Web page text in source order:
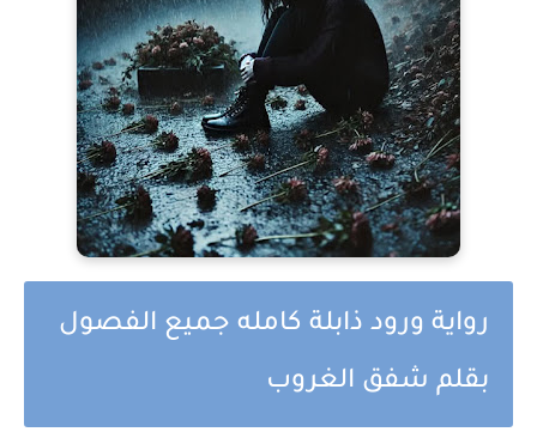
رواية ورود ذابلة كامله جميع الفصول
بقلم شفق الغروب